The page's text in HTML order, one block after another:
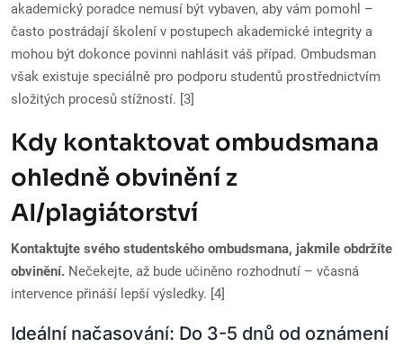
akademický poradce nemusí být vybaven, aby vám pomohl –
často postrádají školení v postupech akademické integrity a
mohou být dokonce povinni nahlásit váš případ. Ombudsman
však existuje speciálně pro podporu studentů prostřednictvím
složitých procesů stížností. [3]
Kdy kontaktovat ombudsmana
ohledně obvinění z
AI/plagiátorství
Kontaktujte svého studentského ombudsmana, jakmile obdržíte
obvinění. Nečekejte, až bude učiněno rozhodnutí – včasná
intervence přináší lepší výsledky. [4]
Ideální načasování: Do 3-5 dnů od oznámení